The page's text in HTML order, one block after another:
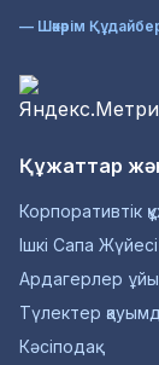
— Шәкәрім
Құжаттар
Корпоративтік
Ішкі Сапа Жүйесі
Ардагерлер
Түлектер
Кәсіподақ